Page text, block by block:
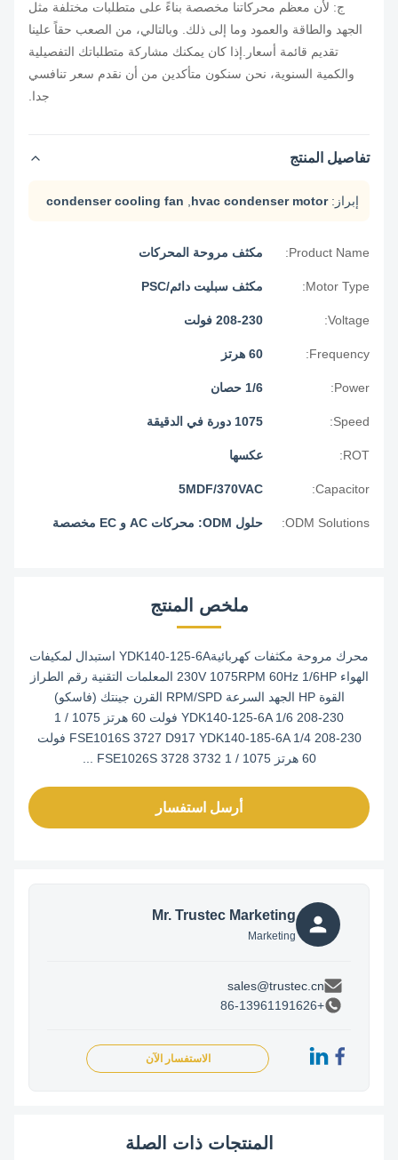
ج: لأن معظم محركاتنا مخصصة بناءً على متطلبات مختلفة مثل
الجهد والطاقة والعمود وما إلى ذلك. وبالتالي، من الصعب حقاً علينا
تقديم قائمة أسعار.إذا كان يمكنك مشاركة متطلباتك التفصيلية
والكمية السنوية، نحن سنكون متأكدين من أن نقدم سعر تنافسي
تفاصيل المنتج
hvac condenser motor
,
condenser cooling fan
Product Name: مكثف مروحة المحركات
Motor Type: مكثف سبليت دائم/PSC
Voltage: 208-230 فولت
Frequency:
Power:
Speed:
عكسها
Capacitor:
5MDF/370VAC
ODM Solutions: حلول ODM: محركات AC و EC مخصصة
ملخص المنتج
محرك مروحة مكثفات كهربائيةYDK140-125-6A استبدال لمكيفات
الهواء 230V 1075RPM 60Hz 1/6HP المعلمات التقنية رقم الطراز
القوة HP الجهد السرعة RPM/SPD القرن جينتك (فاسكو)
YDK140-125-6A 1/6 208-230 فولت 60 هرتز 1075 / 1
FSE1016S 3727 D917 YDK140-185-6A 1/4 208-230 فولت
أرسل استفسار
Mr. Trustec Marketing
Marketing
sales@trustec.cn
الاستفسار الآن
المنتجات ذات الصلة